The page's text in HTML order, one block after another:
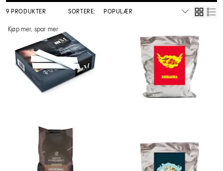
9 PRODUKTER SORTERE:
Kjøp mer, spar mer